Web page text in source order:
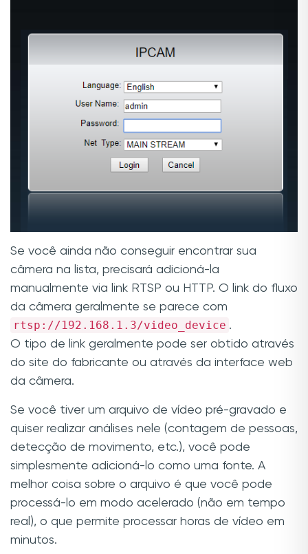
Se você ainda não conseguir encontrar sua
câmera na lista, precisará adicioná-la
manualmente via link RTSP ou HTTP. O link do fluxo
da câmera geralmente se parece com
rtsp://192.168.1.3/video_device .
O tipo de link geralmente pode ser obtido através
do site do fabricante ou através da interface web
da câmera.
Se você tiver um arquivo de vídeo pré-gravado e
quiser realizar análises nele (contagem de pessoas,
detecção de movimento, etc.), você pode
simplesmente adicioná-lo como uma fonte. A
melhor coisa sobre o arquivo é que você pode
processá-lo em modo acelerado (não em tempo
real), o que permite processar horas de vídeo em
minutos.